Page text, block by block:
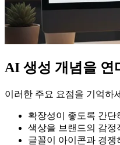
AI 생성 개념을 연
이러한 주요 요점을 기억하
확장성이 좋도록 간단
색상을 브랜드의 감정
글꼴이 아이콘과 경쟁